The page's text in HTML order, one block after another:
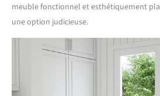
meuble fonctionnel et esthétiquement
une option judicieuse.